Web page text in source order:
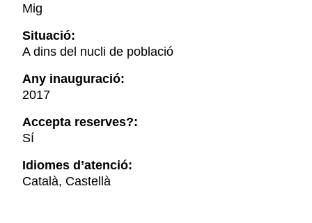
Mig
Situació:
A dins del nucli de població
Any inauguració:
2017
Accepta reserves?:
Sí
Idiomes d’atenció:
Català, Castellà